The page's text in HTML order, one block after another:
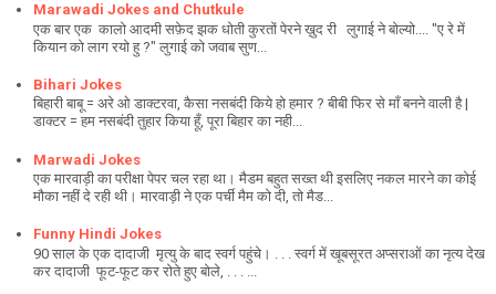
Marawadi Jokes and Chutkule
एक बार एक कालो आदमी सफ़ेद झक धोती कुरतों पेरने ख़ुद री लुगाई ने बोल्यो.... "ए रे में
कियान को लाग रयो हु ?" लुगाई को जवाब सुण...
Bihari Jokes
बिहारी बाबू = अरे ओ डाक्टरवा, कैसा नसबंदी किये हो हमार ? बीबी फिर से माँ बनने वाली है |
डाक्टर = हम नसबंदी तुहार किया हूँ, पूरा बिहार का नही...
Marwadi Jokes
एक मारवाड़ी का परीक्षा पेपर चल रहा था। मैडम बहुत सख्त थी इसलिए नकल मारने का कोई
मौका नहीं दे रही थी। मारवाड़ी ने एक पर्ची मैम को दी, तो मैड...
Funny Hindi Jokes
90 साल के एक दादाजी मृत्यु के बाद स्वर्ग पहुंचे। . . . स्वर्ग में खूबसूरत अप्सराओं का नृत्य देख
कर दादाजी फूट-फूट कर रोते हुए बोले, . . . ...